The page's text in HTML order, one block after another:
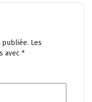
publiée. Les
avec *